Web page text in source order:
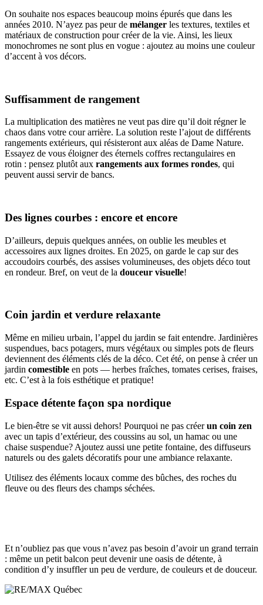
On souhaite nos espaces beaucoup moins épurés que dans les
années 2010. N’ayez pas peur de mélanger les textures, textiles et
matériaux de construction pour créer de la vie. Ainsi, les lieux
monochromes ne sont plus en vogue : ajoutez au moins une couleur
d’accent à vos décors.
Suffisamment de rangement
La multiplication des matières ne veut pas dire qu’il doit régner le
chaos dans votre cour arrière. La solution reste l’ajout de différents
rangements extérieurs, qui résisteront aux aléas de Dame Nature.
Essayez de vous éloigner des éternels coffres rectangulaires en
rotin : pensez plutôt aux rangements aux formes rondes, qui
peuvent aussi servir de bancs.
Des lignes courbes : encore et encore
D’ailleurs, depuis quelques années, on oublie les meubles et
accessoires aux lignes droites. En 2025, on garde le cap sur des
accoudoirs courbés, des assises volumineuses, des objets déco tout
en rondeur. Bref, on veut de la douceur visuelle!
Coin jardin et verdure relaxante
Même en milieu urbain, l’appel du jardin se fait entendre. Jardinières
suspendues, bacs potagers, murs végétaux ou simples pots de fleurs
deviennent des éléments clés de la déco. Cet été, on pense à créer un
jardin comestible en pots — herbes fraîches, tomates cerises, fraises,
etc. C’est à la fois esthétique et pratique!
Espace détente façon spa nordique
Le bien-être se vit aussi dehors! Pourquoi ne pas créerun coin zen
avec un tapis d’extérieur, des coussins au sol, un hamac ou une
chaise suspendue? Ajoutez aussi une petite fontaine, des diffuseurs
naturels ou des galets décoratifs pour une ambiance relaxante.
Utilisez des éléments locaux comme des bûches, des roches du
fleuve ou des fleurs des champs séchées.
Et n’oubliez pas que vous n’avez pas besoin d’avoir un grand terrain
: même un petit balcon peut devenir une oasis de détente, à
condition d’y insuffler un peu de verdure, de couleurs et de douceur.